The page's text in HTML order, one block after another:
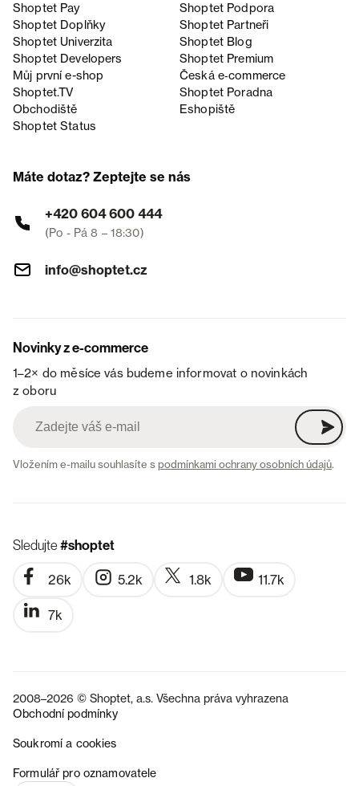
Shoptet Pay
Shoptet Podpora
Shoptet Doplňky
Shoptet Partneři
Shoptet Univerzita
Shoptet Blog
Shoptet Developers
Shoptet Premium
Můj první e-shop
Česká e‑commerce
Shoptet.TV
Shoptet Poradna
Obchodiště
Eshopiště
Shoptet Status
Máte dotaz? Zeptejte se nás
+420 604 600 444
(Po - Pá 8 – 18:30)
info@shoptet.cz
Novinky z e-commerce
1–2× do měsíce vás budeme informovat o novinkách
z oboru
Vložením e-mailu souhlasíte spodmínkami ochrany osobních údajů.
Sledujte#shoptet
26k 5.2k 1.8k 11.7k
7k
2008–2026 © Shoptet, a.s. Všechna práva vyhrazena
Obchodní podmínky
Soukromí a cookies
Formulář pro oznamovatele